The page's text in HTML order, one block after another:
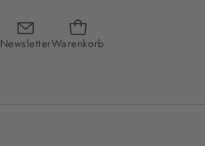
NewsletterWarenkorb